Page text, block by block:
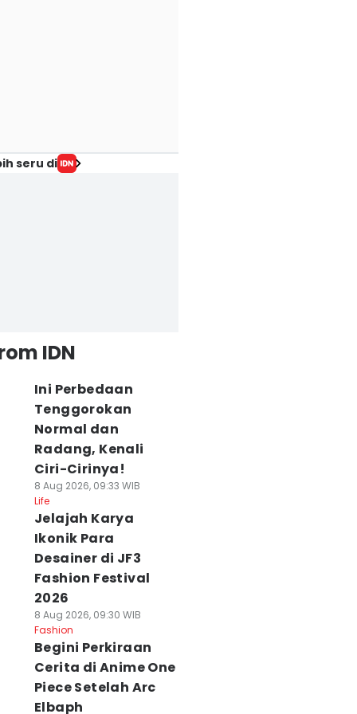
seru di
IDN
Ini Perbedaan
Tenggorokan
Normal dan
Radang, Kenali
Ciri-Cirinya!
8 Aug 2026, 09:33 WIB
Life
Jelajah Karya
Ikonik Para
Desainer di JF3
Fashion Festival
2026
8 Aug 2026, 09:30 WIB
Fashion
Begini Perkiraan
Cerita di Anime One
Piece Setelah Arc
Elbaph